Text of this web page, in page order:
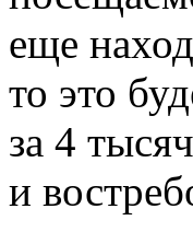
еще
то это
за 4
и